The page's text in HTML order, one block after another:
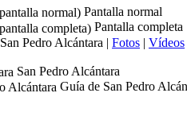
Pantalla normal
Pantalla completa
San Pedro Alcántara | Fotos | Vídeos
San Pedro Alcántara
Guía de San Pedro